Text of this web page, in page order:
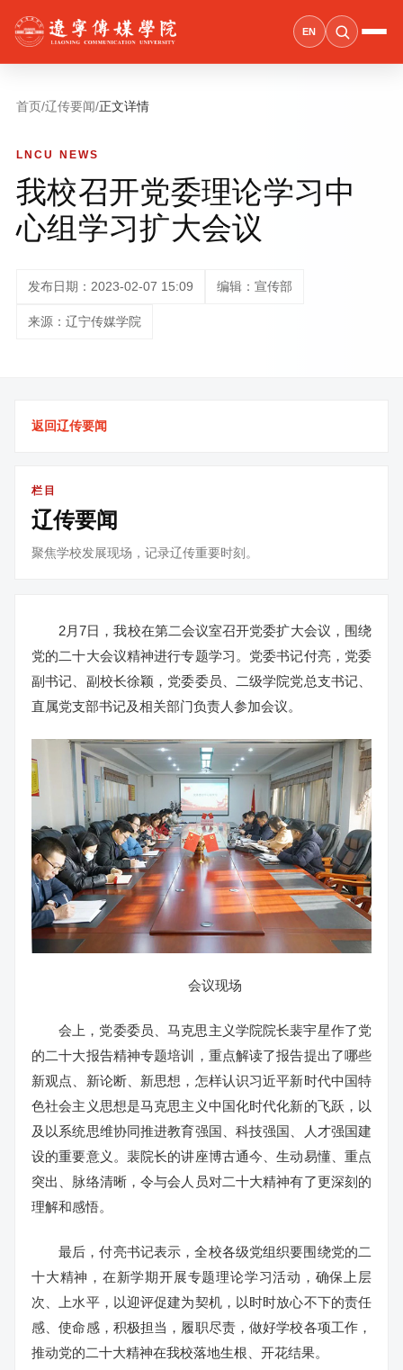
EN
首页/辽传要闻/正文详情
LNCU NEWS
我校召开党委理论学习中
心组学习扩大会议
发布日期：2023-02-07 15:09 编辑：宣传部
来源：辽宁传媒学院
返回辽传要闻
栏目
辽传要闻
聚焦学校发展现场，记录辽传重要时刻。
2月7日，我校在第二会议室召开党委扩大会议，围绕
党的二十大会议精神进行专题学习。党委书记付亮，党委
副书记、副校长徐颖，党委委员、二级学院党总支书记、
直属党支部书记及相关部门负责人参加会议。
会议现场
会上，党委委员、马克思主义学院院长裴宇星作了党
的二十大报告精神专题培训，重点解读了报告提出了哪些
新观点、新论断、新思想，怎样认识习近平新时代中国特
色社会主义思想是马克思主义中国化时代化新的飞跃，以
及以系统思维协同推进教育强国、科技强国、人才强国建
设的重要意义。裴院长的讲座博古通今、生动易懂、重点
突出、脉络清晰，令与会人员对二十大精神有了更深刻的
理解和感悟。
最后，付亮书记表示，全校各级党组织要围绕党的二
十大精神，在新学期开展专题理论学习活动，确保上层
次、上水平，以迎评促建为契机，以时时放心不下的责任
感、使命感，积极担当，履职尽责，做好学校各项工作，
推动党的二十大精神在我校落地生根、开花结果。